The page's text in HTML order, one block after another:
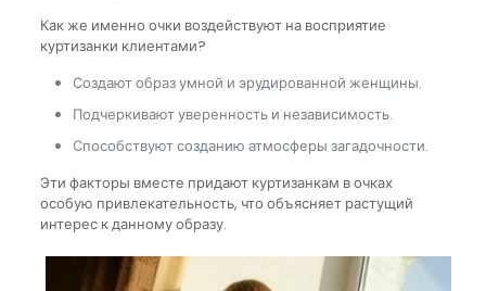
Как же именно очки воздействуют на восприятие
куртизанки клиентами?
Создают образ умной и эрудированной женщины.
Подчеркивают уверенность и независимость.
Способствуют созданию атмосферы загадочности.
Эти факторы вместе придают куртизанкам в очках
особую привлекательность, что объясняет растущий
интерес к данному образу.